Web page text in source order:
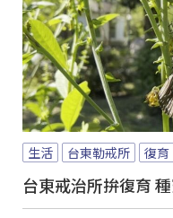
生活 台東勒戒所 復育
台東戒治所拚復育